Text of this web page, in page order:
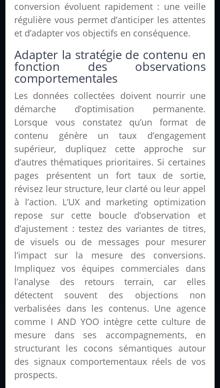
conversion évoluent rapidement : une veille
régulière vous permet d’anticiper les attentes
et d’adapter vos objectifs en conséquence.
Adapter la stratégie de contenu en
fonction des observations
comportementales
Les données collectées doivent nourrir une
démarche d’optimisation permanente.
Lorsque vous constatez qu’un format de
contenu génère un taux d’engagement
supérieur, dupliquez cette approche sur
d’autres thématiques prioritaires. Si certaines
pages présentent un fort taux de sortie,
révisez leur structure, leur clarté ou leur appel
à l’action. L’UX and marketing optimization
repose sur cette boucle d’observation et
d’ajustement : testez des variantes de titres,
de visuels ou de messages pour mesurer
l’impact sur la mesure des conversions.
Impliquez vos équipes commerciales dans
l’analyse des retours terrain, car elles
détectent souvent des objections non
verbalisées dans les contenus. Une agence
comme I AND YOO intègre cette culture de
mesure dans ses accompagnements, en
structurant les cocons sémantiques autour
des signaux comportementaux réels de vos
prospects.